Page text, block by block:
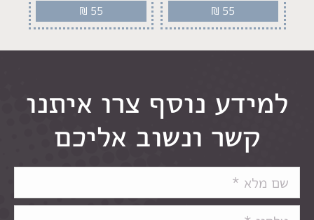
₪ 55
₪ 55
למידע נוסף צרו איתנו
קשר ונשוב אליכם